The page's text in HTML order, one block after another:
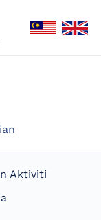
Aktiviti